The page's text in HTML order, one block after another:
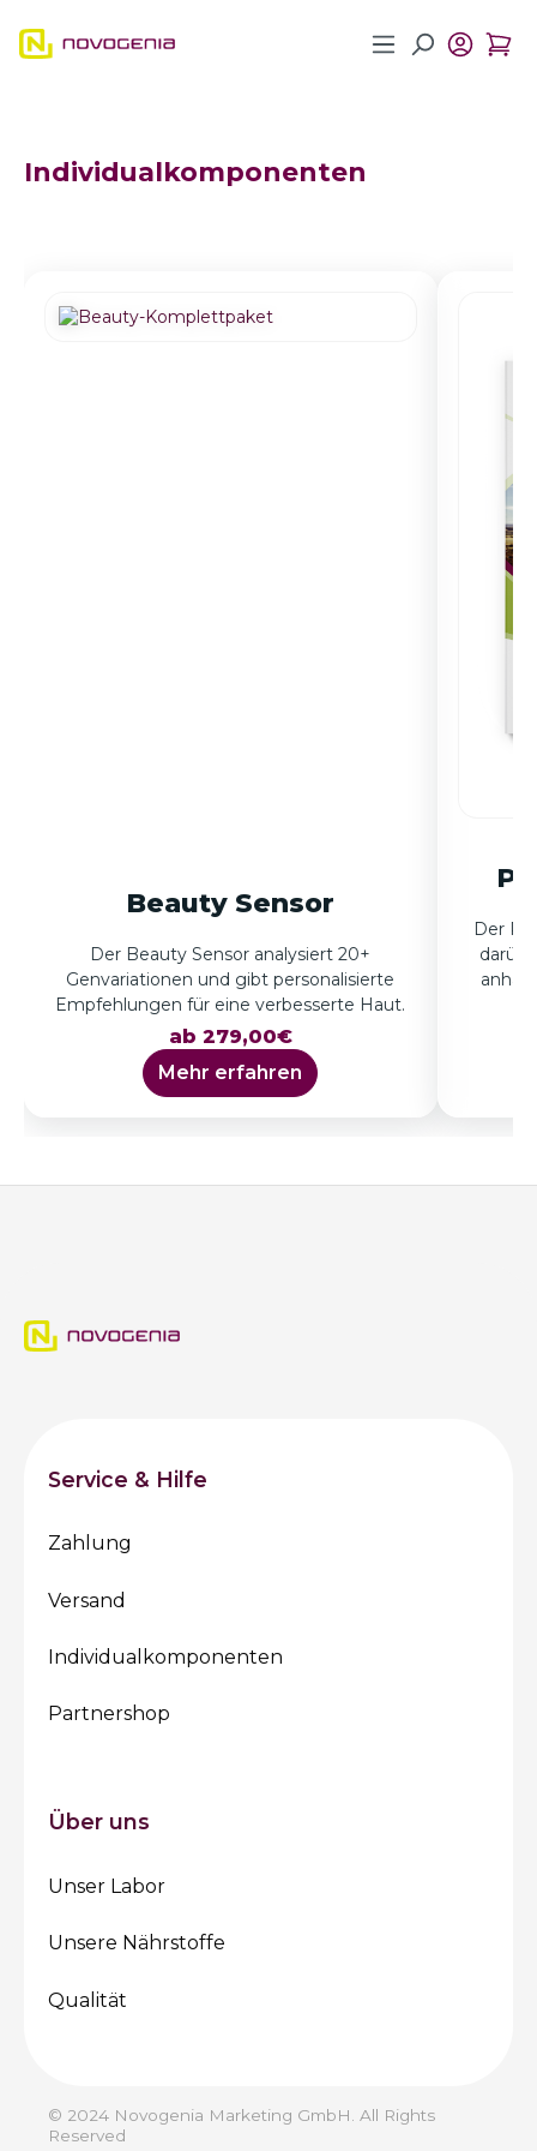
Zum Hauptinhalt springen
Individualkomponenten
Beauty Sensor
Der Beauty Sensor analysiert 20+
Genvariationen und gibt personalisierte
Empfehlungen für eine verbesserte Haut.
ab 279,00€
Mehr erfahren
Der
Service & Hilfe
Zahlung
Versand
Individualkomponenten
Partnershop
Über uns
Unser Labor
Unsere Nährstoffe
Qualität
© 2024 Novogenia Marketing GmbH. All Rights
Reserved